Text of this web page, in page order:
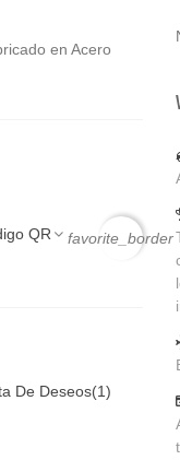
en Acero
QR favorite_border
De Deseos(1)